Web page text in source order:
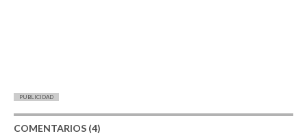
PUBLICIDAD
COMENTARIOS (4)